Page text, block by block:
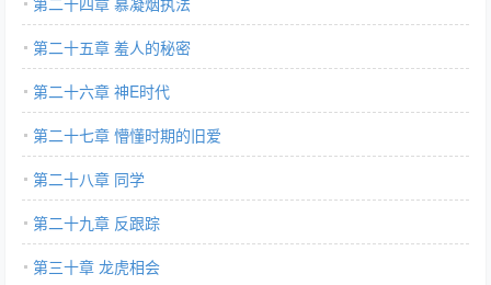
第二十五章 羞人的秘密
第二十六章 神E时代
第二十七章 懵懂时期的旧爱
第二十八章 同学
第二十九章 反跟踪
第三十章 龙虎相会